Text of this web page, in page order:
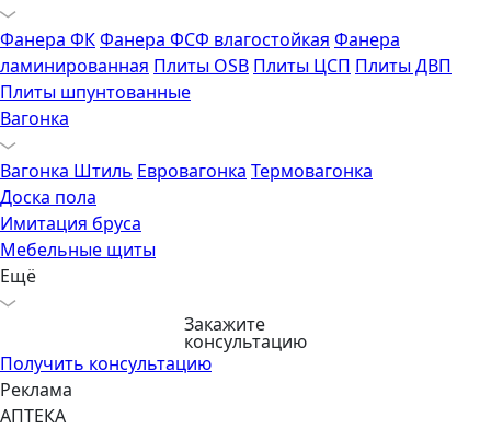
Фанера ФКФанера ФСФ влагостойкая Фанера
ламинированная Плиты OSB Плиты ЦСП Плиты ДВП
Плиты шпунтованные
Вагонка
Вагонка Штиль Евровагонка Термовагонка
Доска пола
Имитация бруса
Мебельные щиты
Ещё
Закажите
консультацию
Получить консультацию
Реклама
АПТЕКА